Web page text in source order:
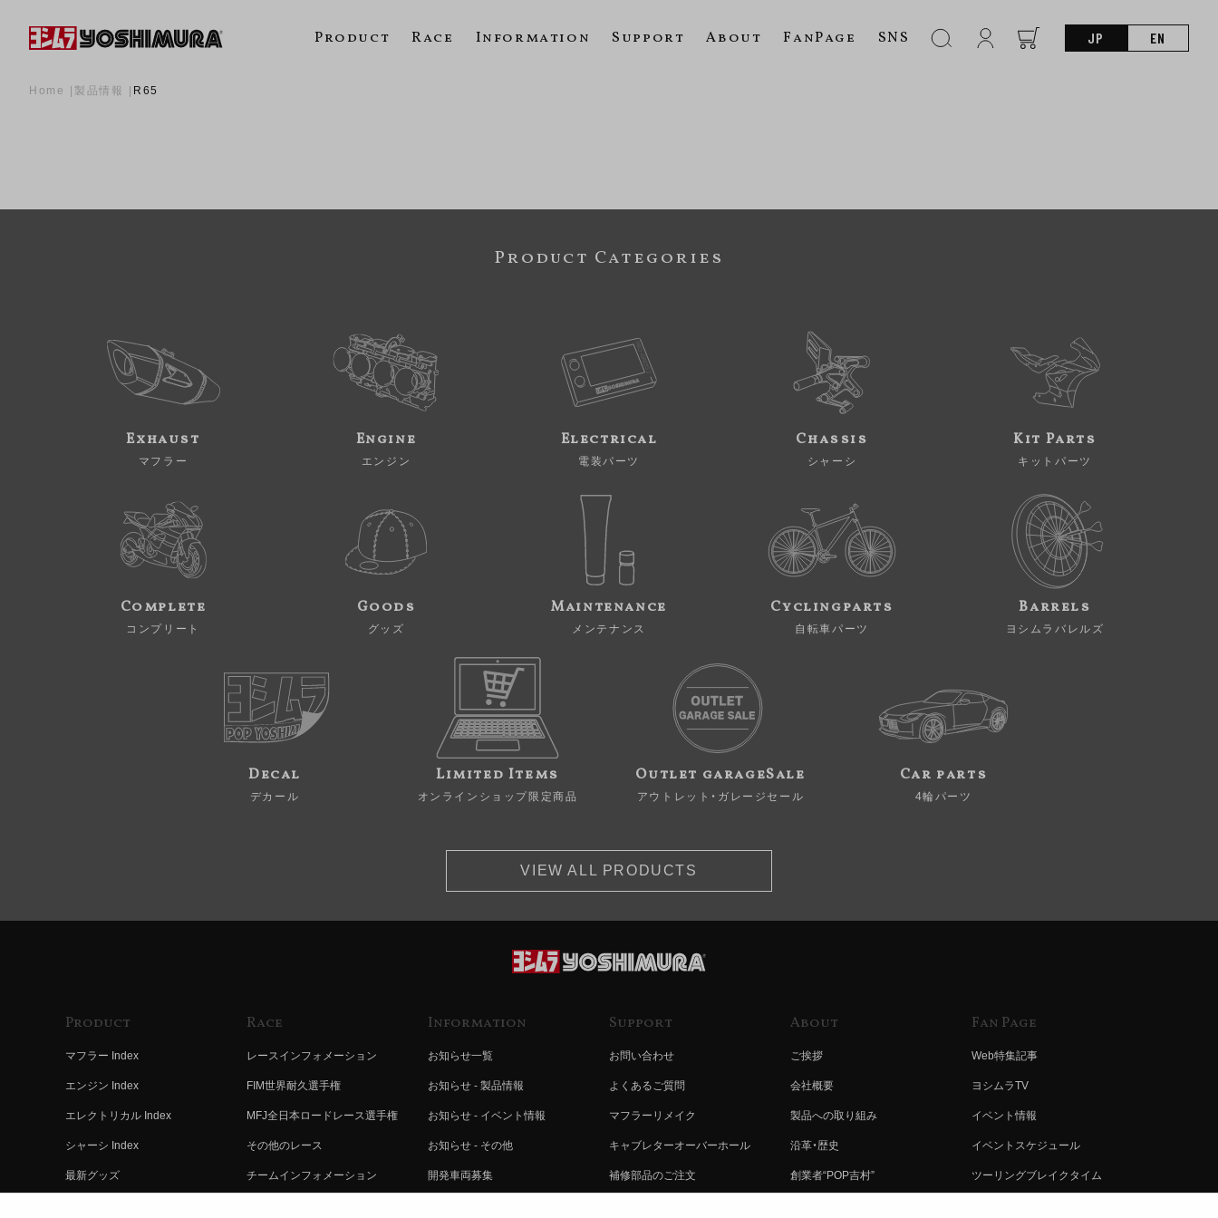
Product Race Information Support About FanPage SNS JP EN
Home 製品情報 R65
Product Categories
Exhaust
マフラー
Engine
エンジン
Electrical
電装パーツ
Chassis
シャーシ
Kit Parts
キットパーツ
Complete
コンプリート
Goods
グッズ
Maintenance
メンテナンス
Cyclingparts
自転車パーツ
Barrels
ヨシムラバレルズ
Decal
デカール
Limited Items
オンラインショップ限定商品
Outlet garageSale
アウトレット・ガレージセール
Car parts
4輪パーツ
VIEW ALL PRODUCTS
Product
マフラー Index
エンジン Index
エレクトリカル Index
シャーシ Index
最新グッズ
Race
レースインフォメーション
FIM世界耐久選手権
MFJ全日本ロードレース選手権
その他のレース
チームインフォメーション
Information
お知らせ一覧
お知らせ - 製品情報
お知らせ - イベント情報
お知らせ - その他
開発車両募集
Support
お問い合わせ
よくあるご質問
マフラーリメイク
キャブレターオーバーホール
補修部品のご注文
About
ご挨拶
会社概要
製品への取り組み
沿革・歴史
創業者“POP吉村”
Fan Page
Web特集記事
ヨシムラTV
イベント情報
イベントスケジュール
ツーリングブレイクタイム